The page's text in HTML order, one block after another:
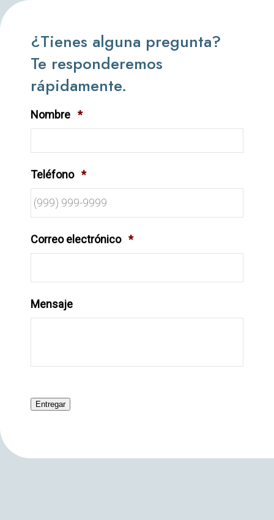
¿Tienes alguna pregunta?
Te responderemos
rápidamente.
Nombre *
Teléfono *
Correo electrónico *
Mensaje
Entregar